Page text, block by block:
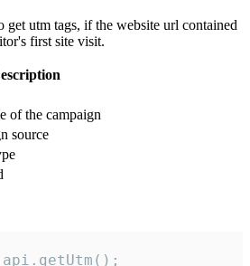
utm tags, if the website url contained
first site visit.
of the campaign
source